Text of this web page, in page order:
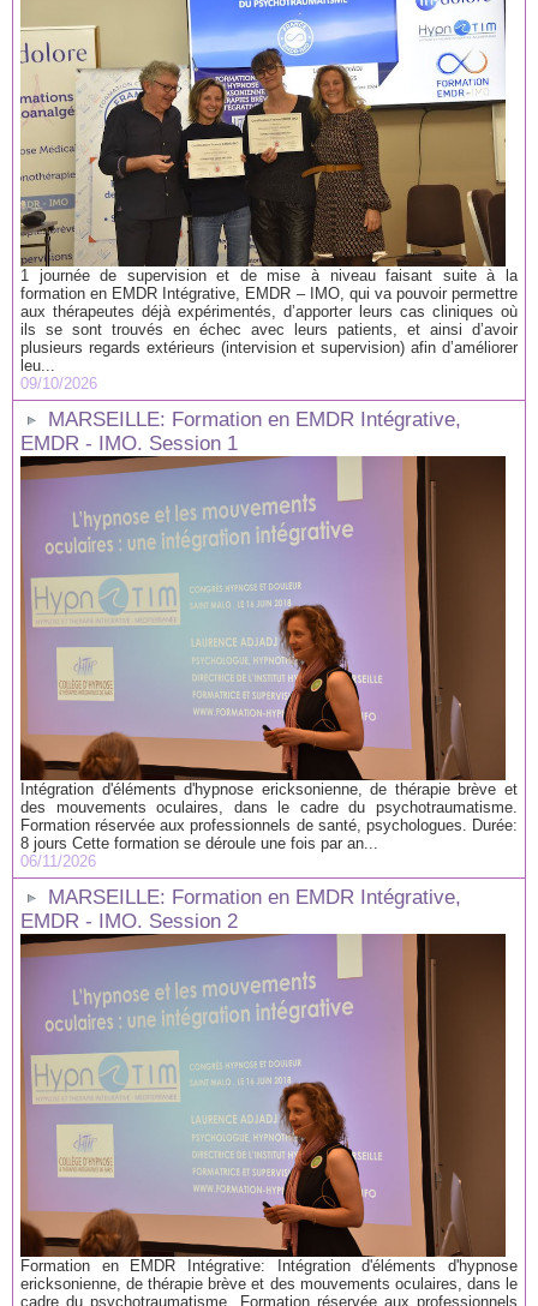
1 journée de supervision et de mise à niveau faisant suite à la
formation en EMDR Intégrative, EMDR – IMO, qui va pouvoir permettre
aux thérapeutes déjà expérimentés, d’apporter leurs cas cliniques où
ils se sont trouvés en échec avec leurs patients, et ainsi d’avoir
plusieurs regards extérieurs (intervision et supervision) afin d’améliorer
leu...
09/10/2026
MARSEILLE: Formation en EMDR Intégrative,
EMDR - IMO. Session 1
Intégration d'éléments d'hypnose ericksonienne, de thérapie brève et
des mouvements oculaires, dans le cadre du psychotraumatisme.
Formation réservée aux professionnels de santé, psychologues. Durée:
8 jours Cette formation se déroule une fois par an...
06/11/2026
MARSEILLE: Formation en EMDR Intégrative,
EMDR - IMO. Session 2
Formation en EMDR Intégrative: Intégration d'éléments d'hypnose
ericksonienne, de thérapie brève et des mouvements oculaires, dans le
cadre du psychotraumatisme. Formation réservée aux professionnels